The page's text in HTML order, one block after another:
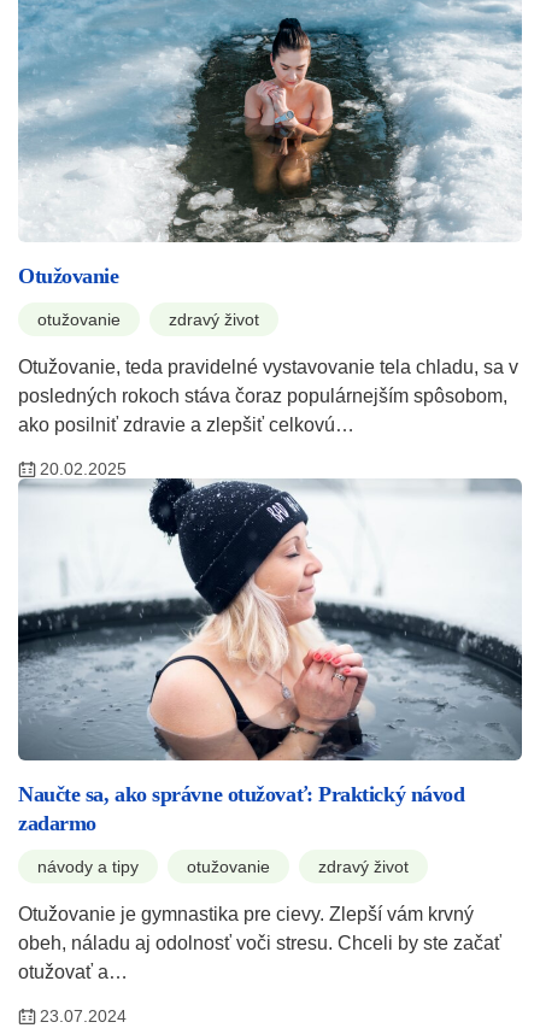
Otužovanie
otužovanie zdravý život
Otužovanie, teda pravidelné vystavovanie tela chladu, sa v
posledných rokoch stáva čoraz populárnejším spôsobom,
ako posilniť zdravie a zlepšiť celkovú…
20.02.2025
Naučte sa, ako správne otužovať: Praktický návod
zadarmo
návody a tipy otužovanie zdravý život
Otužovanie je gymnastika pre cievy. Zlepší vám krvný
obeh, náladu aj odolnosť voči stresu. Chceli by ste začať
otužovať a…
23.07.2024